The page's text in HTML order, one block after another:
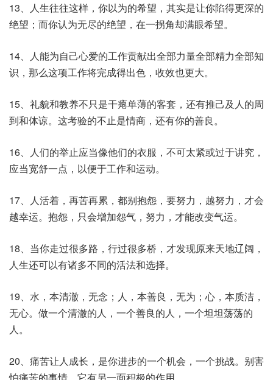
13、人生往往这样，你以为的希望，其实是让你陷得更深的
绝望；而你认为无尽的绝望，在一拐角却满眼希望。
14、人能为自己心爱的工作贡献出全部力量全部精力全部知
识，那么这项工作将完成得出色，收效也更大。
15、礼貌和教养不只是干瘪单薄的客套，还有推己及人的周
到和体谅。这考验的不止是情商，还有你的善良。
16、人们的举止应当像他们的衣服，不可太紧或过于讲究，
应当宽舒一点，以便于工作和运动。
17、人活着，再苦再累，都别抱怨，要努力，越努力，才会
越幸运。抱怨，只会增加怨气，努力，才能改变气运。
18、当你走过很多路，行过很多桥，才发现原来天地辽阔，
人生还可以有诸多不同的活法和选择。
19、水，本清澈，无念；人，本善良，无为；心，本质洁，
无心。做一个清澈的人，一个善良的人，一个坦坦荡荡的
人。
20、痛苦让人成长，是你进步的一个机会，一个挑战。别害